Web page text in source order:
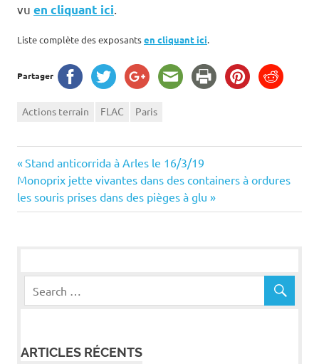
vu en cliquant ici.
Liste complète des exposantsen cliquant ici.
Partager
Actions terrain FLAC Paris
Navigation
de
Previous
Post:
Stand anticorrida à Arles le 16/3/19
Next
Post:
Monoprix jette vivantes dans des containers à ordures
les souris prises dans des pièges à glu
ARTICLES RÉCENTS